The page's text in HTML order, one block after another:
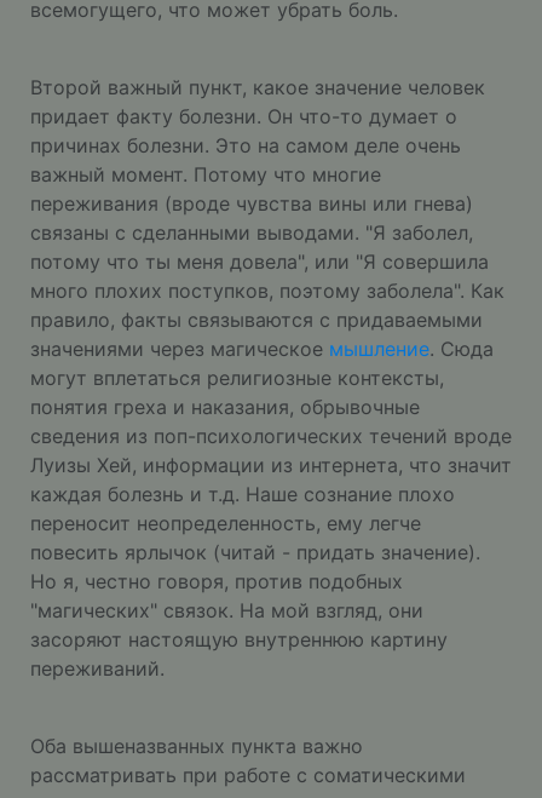
всемогущего, что может убрать боль.
Второй важный пункт, какое значение человек
придает факту болезни. Он что-то думает о
причинах болезни. Это на самом деле очень
важный момент. Потому что многие
переживания (вроде чувства вины или гнева)
связаны с сделанными выводами. "Я заболел,
потому что ты меня довела", или "Я совершила
много плохих поступков, поэтому заболела". Как
правило, факты связываются с придаваемыми
значениями через магическое мышление. Сюда
могут вплетаться религиозные контексты,
понятия греха и наказания, обрывочные
сведения из поп-психологических течений вроде
Луизы Хей, информации из интернета, что значит
каждая болезнь и т.д. Наше сознание плохо
переносит неопределенность, ему легче
повесить ярлычок (читай - придать значение).
Но я, честно говоря, против подобных
"магических" связок. На мой взгляд, они
засоряют настоящую внутреннюю картину
переживаний.
Оба вышеназванных пункта важно
рассматривать при работе с соматическими